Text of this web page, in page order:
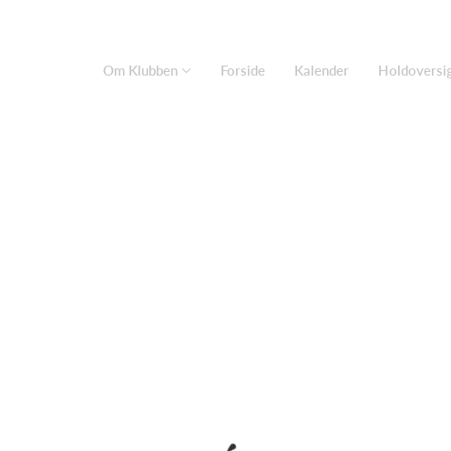
Om Klubben Forside Kalender